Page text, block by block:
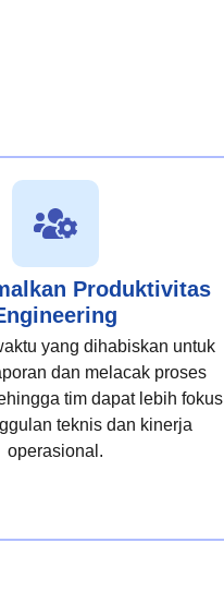
Produktivitas
yang dihabiskan untuk
dan melacak proses
tim dapat lebih fokus
teknis dan kinerja
operasional.